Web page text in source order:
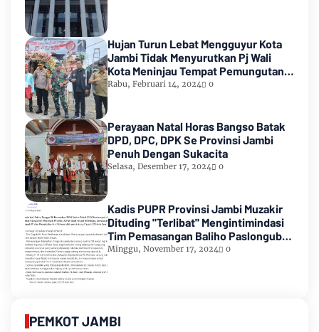
Hujan Turun Lebat Mengguyur Kota
Jambi Tidak Menyurutkan Pj Wali
Kota Meninjau Tempat Pemungutan
Suara Pemilu 2024
Rabu, Februari 14, 2024 0
Perayaan Natal Horas Bangso Batak
DPD, DPC, DPK Se Provinsi Jambi
Penuh Dengan Sukacita
Selasa, Desember 17, 2024 0
Kadis PUPR Provinsi Jambi Muzakir
Dituding "Terlibat" Mengintimindasi
Tim Pemasangan Baliho Paslongub
Romi-Sudirman
Minggu, November 17, 2024 0
PEMKOT JAMBI